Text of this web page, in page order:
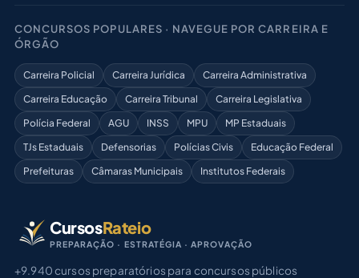
CONCURSOS POPULARES · NAVEGUE POR CARREIRA E
ÓRGÃO
Carreira Policial Carreira Jurídica
Carreira Administrativa
Carreira Educação
Carreira Tribunal
Carreira Legislativa
Polícia Federal
AGU INSS MPU
MP Estaduais
TJs Estaduais
Defensorias Polícias Civis
Educação Federal
Prefeituras
Câmaras Municipais Institutos Federais
CursosRateio
PREPARAÇÃO · ESTRATÉGIA · APROVAÇÃO
+9.940 cursos preparatórios para concursos públicos